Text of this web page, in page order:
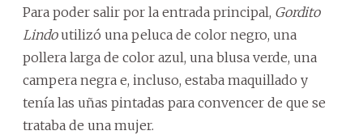
Para poder salir por la entrada principal, Gordito
Lindoutilizó una peluca de color negro, una
pollera larga de color azul, una blusa verde, una
campera negra e, incluso, estaba maquillado y
tenía las uñas pintadas para convencer de que se
trataba de una mujer.